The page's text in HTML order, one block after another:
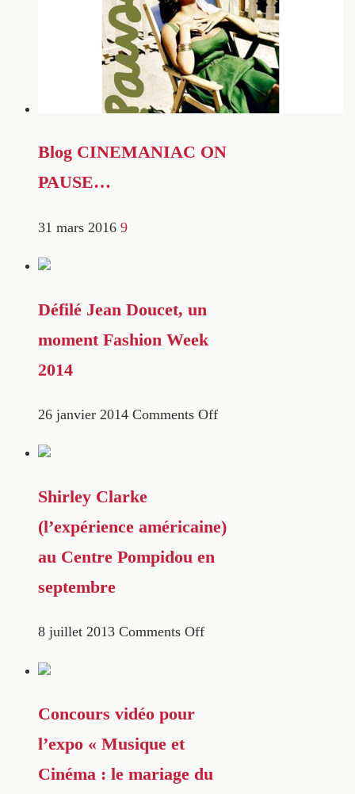
Blog CINEMANIAC ON
PAUSE…
31 mars 2016 9
Défilé Jean Doucet, un
moment Fashion Week
2014
26 janvier 2014 Comments Off
Shirley Clarke
(l’expérience américaine)
au Centre Pompidou en
septembre
8 juillet 2013 Comments Off
Concours vidéo pour
l’expo « Musique et
Cinéma : le mariage du